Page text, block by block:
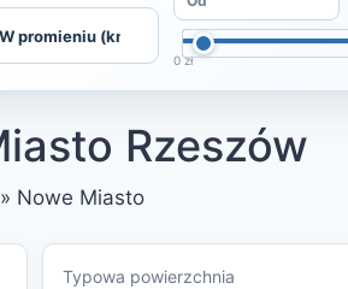
0 zł
Rzeszów
» Nowe Miasto
Typowa powierzchnia